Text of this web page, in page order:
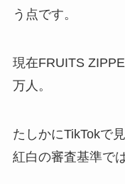
う点です。
現在FRUITS
万人。
たしかにTikTokで
紅白の審査基準で